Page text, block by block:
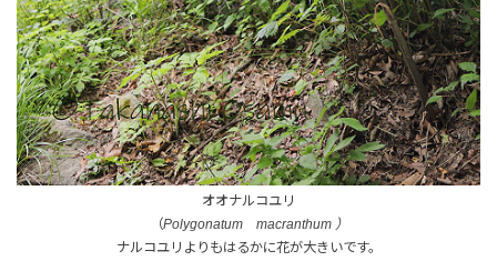
オオナルコユリ
（Polygonatum macranthum ）
ナルコユリよりもはるかに花が大きいです。